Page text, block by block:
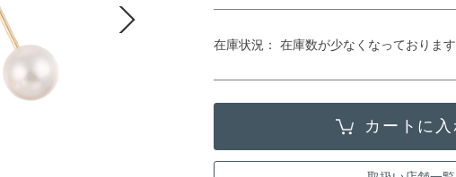
在庫状況： 在庫数が少なくなっております